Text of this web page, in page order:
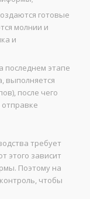
готовые
молнии и
и
последнем этапе
выполняется
после чего
отправке
требует
этого зависит
Поэтому на
чтобы